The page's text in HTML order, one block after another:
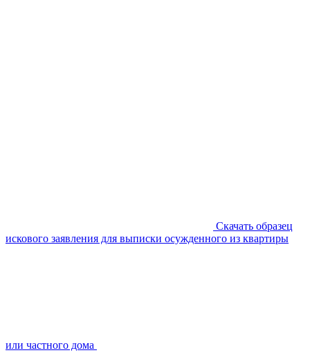
Скачать образец
искового заявления для выписки осужденного из квартиры
или частного дома